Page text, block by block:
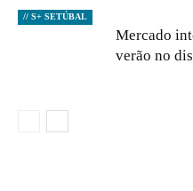
// S+ SETÚBAL
Mercado
verão no